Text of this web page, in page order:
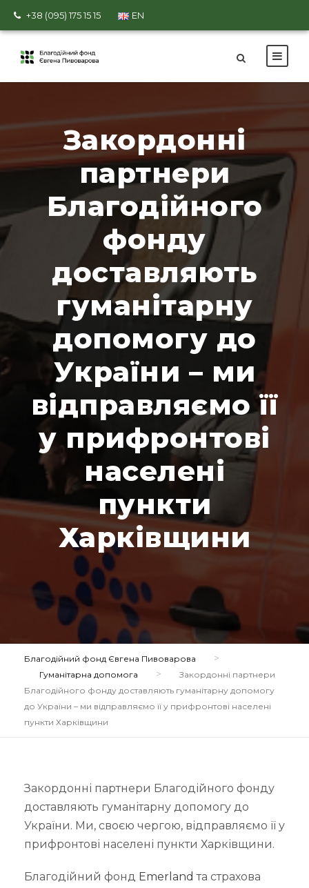
+38 (095) 175 15 15 EN
Закордонні
партнери
Благодійного
фонду
доставляють
гуманітарну
допомогу до
України – ми
відправляємо її
у прифронтові
населені
пункти
Харківщини
Благодійний фонд Євгена Пивоварова >
Гуманітарна допомога >
Закордонні партнери
Благодійного фонду доставляють гуманітарну допомогу
до України – ми відправляємо її у прифронтові населені
пункти Харківщини
Закордонні партнери Благодійного фонду
доставляють гуманітарну допомогу до
України. Ми, своєю чергою, відправляємо її у
прифронтові населені пункти Харківщини.
Благодійний фонд Emerland та страхова